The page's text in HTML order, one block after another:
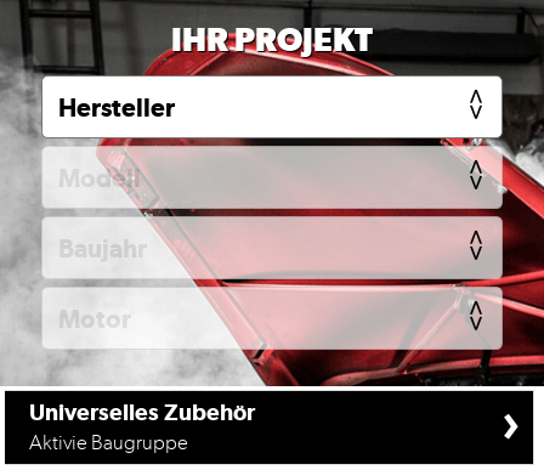
Mein
Account
Anmelden
Ersatzteilsuche
KFZ
Zubehör
Anfrage
&
Kontaktformular
Garage
IHR PROJEKT
Universelles Zubehör
Aktivie Baugruppe ›